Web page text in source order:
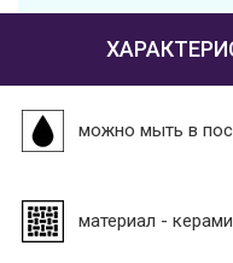
можно мыть в
материал -